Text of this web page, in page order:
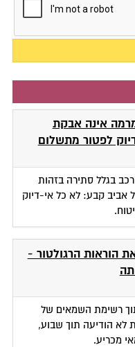
אינה אבקת
לפטור מתשלום
בגלל סתירה בזהות
אביב קבע: לא כל אי-דיוק
הוראות הרגולטור -
רשימת השמאים של
לא הודיעה תוך שבוע,
מכריע.